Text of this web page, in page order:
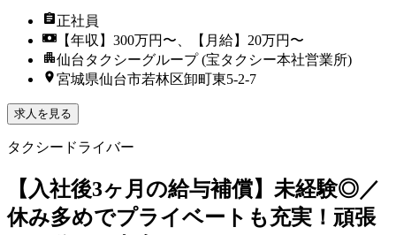
正社員
【年収】300万円〜、【月給】20万円〜
仙台タクシーグループ (宝タクシー本社営業所)
宮城県仙台市若林区卸町東5-2-7
求人を見る
タクシードライバー
【入社後3ヶ月の給与補償】未経験◎／
休み多めでプライベートも充実！頑張